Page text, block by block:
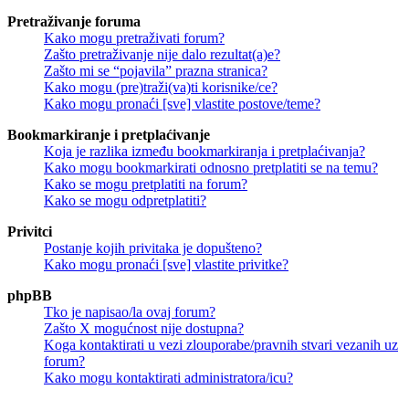
Pretraživanje foruma
Kako mogu pretraživati forum?
Zašto pretraživanje nije dalo rezultat(a)e?
Zašto mi se “pojavila” prazna stranica?
Kako mogu (pre)traži(va)ti korisnike/ce?
Kako mogu pronaći [sve] vlastite postove/teme?
Bookmarkiranje i pretplaćivanje
Koja je razlika između bookmarkiranja i pretplaćivanja?
Kako mogu bookmarkirati odnosno pretplatiti se na temu?
Kako se mogu pretplatiti na forum?
Kako se mogu odpretplatiti?
Privitci
Postanje kojih privitaka je dopušteno?
Kako mogu pronaći [sve] vlastite privitke?
phpBB
Tko je napisao/la ovaj forum?
Zašto X mogućnost nije dostupna?
Koga kontaktirati u vezi zlouporabe/pravnih stvari vezanih uz
forum?
Kako mogu kontaktirati administratora/icu?